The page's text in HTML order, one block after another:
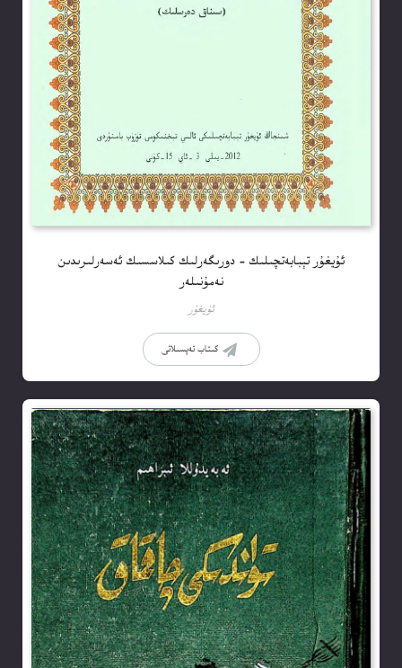
ئۇيغۇر تېبابەتچىلىك – دورىگەرلىك كىلاسسىك ئەسەرلىرىدىن
نەمۇنىلەر
ئۇيغۇر
كىتاب تەپسىلاتى